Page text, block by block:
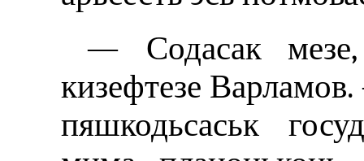
— Содасак
кизефтезе
пяшкодьсаськ